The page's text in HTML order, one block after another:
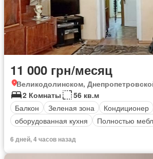
11 000 грн/месяц
Великодолинском,
2 Комнаты
56 кв.м
Балкон
Зеленая зона Кондиционер
оборудованная кухня
Полностью
6 дней, 4 часов назад